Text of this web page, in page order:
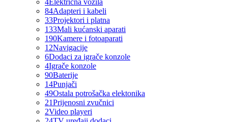
4Električna vozila
84Adapteri i kabeli
33Projektori i platna
133Mali kućanski aparati
190Kamere i fotoaparati
12Navigacije
6Dodaci za igrače konzole
4Igrače konzole
90Baterije
14Punjači
49Ostala potrošačka elektonika
21Prijenosni zvučnici
2Video playeri